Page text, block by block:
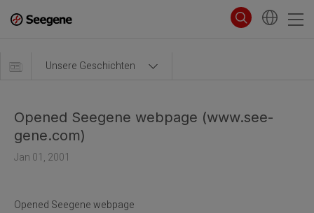
Unsere Geschichten
Opened Seegene webpage (www.see-
gene.com)
Jan 01, 2001
Opened Seegene webpage